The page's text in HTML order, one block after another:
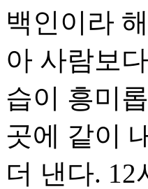
백인이라
아 사람보
습이 흥미
곳에 같이
더 낸다.